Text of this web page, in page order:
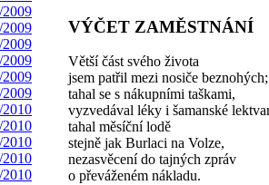
VÝČET ZAMĚSTNÁNÍ
Větší část svého života
jsem patřil mezi nosiče beznohých;
tahal se s nákupními taškami,
vyzvedával léky i šamanské
tahal měsíční lodě
stejně jak Burlaci na Volze,
nezasvěcení do tajných zpráv
o převáženém nákladu.